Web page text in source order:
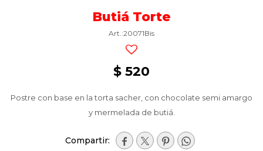
Butiá Torte
20071Bis
$ 520
Postre con base en la torta sacher, con chocolate semi amargo
y mermelada de butiá.
   